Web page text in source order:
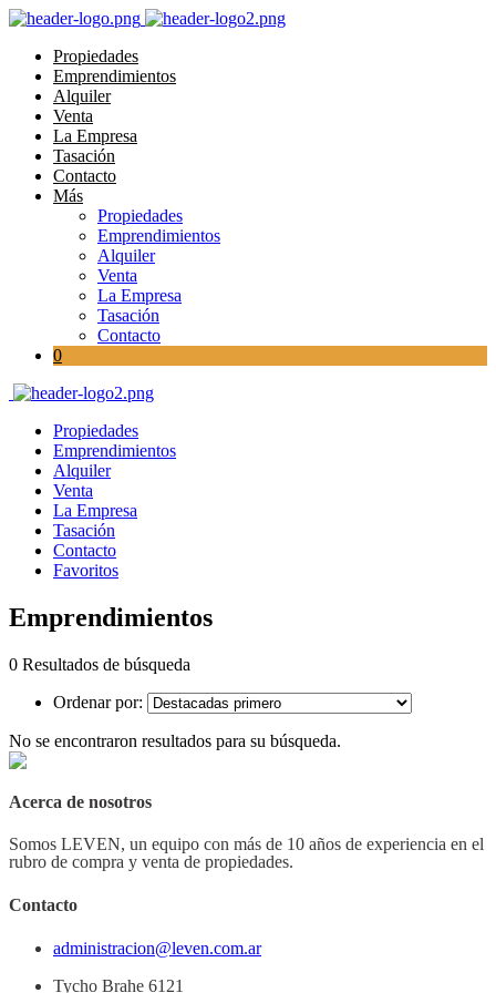
Propiedades
Emprendimientos
Alquiler
Venta
La Empresa
Tasación
Contacto
Más
Propiedades
Emprendimientos
Alquiler
Venta
La Empresa
Tasación
Contacto
0
Propiedades
Emprendimientos
Alquiler
Venta
La Empresa
Tasación
Contacto
Favoritos
Emprendimientos
0 Resultados de búsqueda
Ordenar por:
No se encontraron resultados para su búsqueda.
Acerca de nosotros
Somos LEVEN, un equipo con más de 10 años de experiencia en el
rubro de compra y venta de propiedades.
Contacto
administracion@leven.com.ar
Tycho Brahe 6121